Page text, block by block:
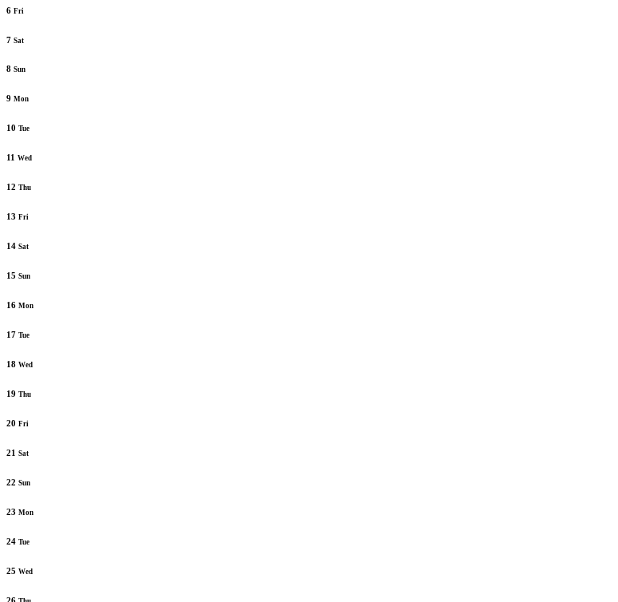
6 Fri
7 Sat
8 Sun
9 Mon
10 Tue
11 Wed
12 Thu
13 Fri
14 Sat
15 Sun
16 Mon
17 Tue
18 Wed
19 Thu
20 Fri
21 Sat
22 Sun
23 Mon
24 Tue
25 Wed